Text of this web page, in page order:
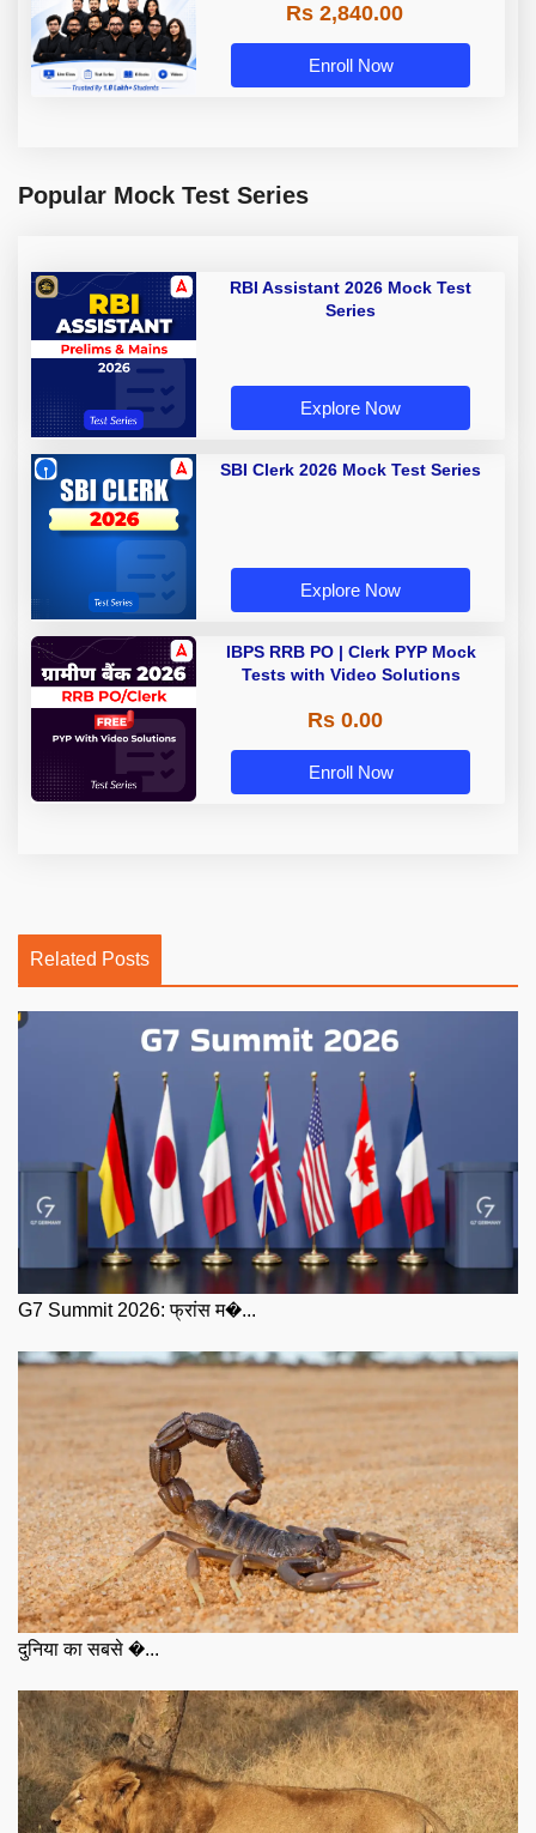
Rs 2,840.00
Enroll Now
Popular Mock Test Series
RBI Assistant 2026 Mock Test
Series
Explore Now
SBI Clerk 2026 Mock Test Series
Explore Now
IBPS RRB PO | Clerk PYP Mock
Tests with Video Solutions
Rs 0.00
Enroll Now
Related Posts
G7 Summit 2026: फ्रांस म�...
दुनिया का सबसे �...